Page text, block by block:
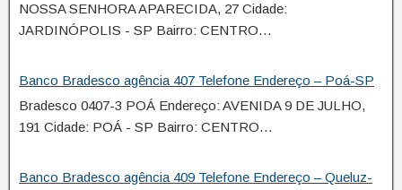
NOSSA SENHORA APARECIDA, 27 Cidade:
JARDINÓPOLIS - SP Bairro: CENTRO…
Banco Bradesco agência 407 Telefone Endereço – Poá-SP
Bradesco 0407-3 POÁ Endereço: AVENIDA 9 DE JULHO,
191 Cidade: POÁ - SP Bairro: CENTRO…
Banco Bradesco agência 409 Telefone Endereço – Queluz-